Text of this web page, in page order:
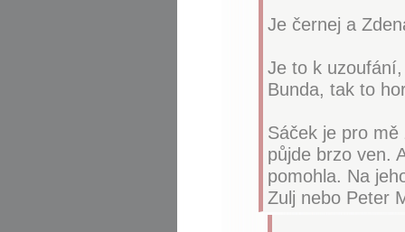
Je černej a
Je to k
Bunda, tak to
Sáček je pro
půjde brzo ven.
pomohla. Na
Zulj nebo Peter